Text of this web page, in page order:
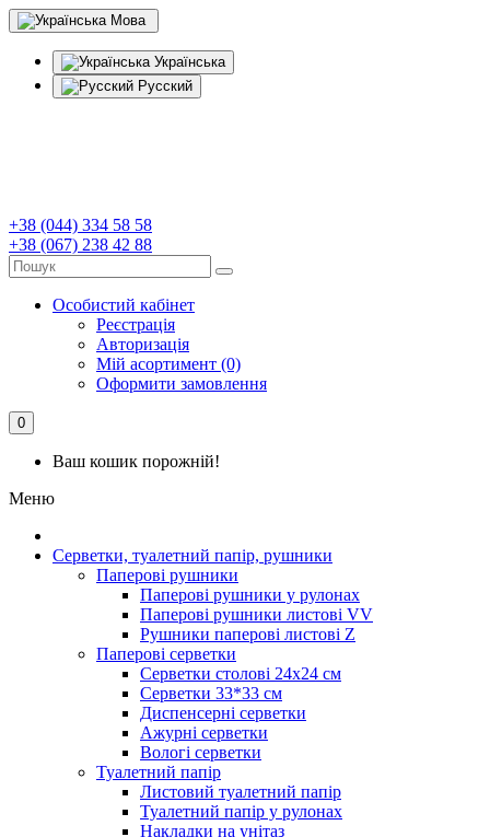
Мова
Українська
Русский
+38 (044) 334 58 58
+38 (067) 238 42 88
Особистий кабінет
Реєстрація
Авторизація
Мій асортимент (0)
Оформити замовлення
0
Ваш кошик порожній!
Меню
Серветки, туалетний папір, рушники
Паперові рушники
Паперові рушники у рулонах
Паперові рушники листові VV
Рушники паперові листові Z
Паперові серветки
Серветки столові 24х24 см
Серветки 33*33 см
Диспенсерні серветки
Ажурні серветки
Вологі серветки
Туалетний папір
Листовий туалетний папір
Туалетний папір у рулонах
Накладки на унітаз